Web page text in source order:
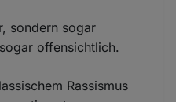
sondern sogar
offensichtlich.
Rassismus